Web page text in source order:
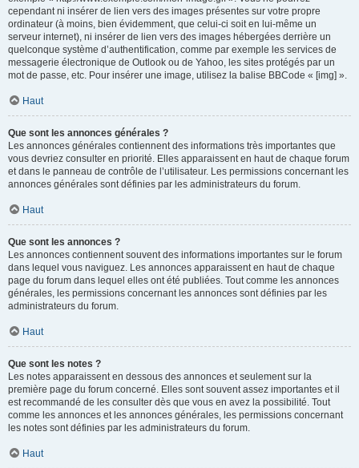
cependant ni insérer de lien vers des images présentes sur votre propre
ordinateur (à moins, bien évidemment, que celui-ci soit en lui-même un
serveur internet), ni insérer de lien vers des images hébergées derrière un
quelconque système d’authentification, comme par exemple les services de
messagerie électronique de Outlook ou de Yahoo, les sites protégés par un
mot de passe, etc. Pour insérer une image, utilisez la balise BBCode « [img] ».
Haut
Que sont les annonces générales ?
Les annonces générales contiennent des informations très importantes que
vous devriez consulter en priorité. Elles apparaissent en haut de chaque forum
et dans le panneau de contrôle de l’utilisateur. Les permissions concernant les
annonces générales sont définies par les administrateurs du forum.
Haut
Que sont les annonces ?
Les annonces contiennent souvent des informations importantes sur le forum
dans lequel vous naviguez. Les annonces apparaissent en haut de chaque
page du forum dans lequel elles ont été publiées. Tout comme les annonces
générales, les permissions concernant les annonces sont définies par les
administrateurs du forum.
Haut
Que sont les notes ?
Les notes apparaissent en dessous des annonces et seulement sur la
première page du forum concerné. Elles sont souvent assez importantes et il
est recommandé de les consulter dès que vous en avez la possibilité. Tout
comme les annonces et les annonces générales, les permissions concernant
les notes sont définies par les administrateurs du forum.
Haut